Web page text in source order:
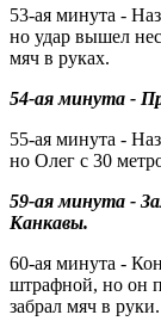
53-ая минута -
но удар вышел
мяч в руках.
54-ая минута -
55-ая минута -
но Олег с 30
59-ая минута -
Канкавы.
60-ая минута -
штрафной, но он
забрал мяч в руки.